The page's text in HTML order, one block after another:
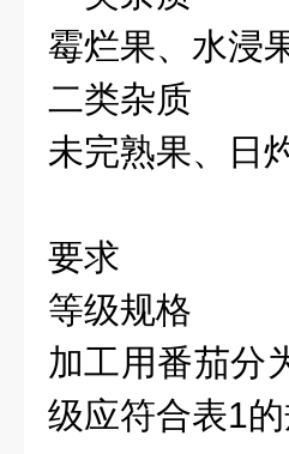
霉烂果、水浸
二类杂质
未完熟果、日
要求
等级规格
加工用番茄分
级应符合表1的